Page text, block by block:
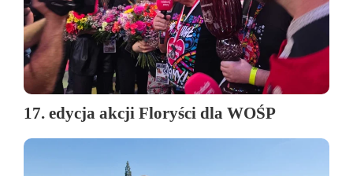
17. edycja akcji Floryści dla WOŚP